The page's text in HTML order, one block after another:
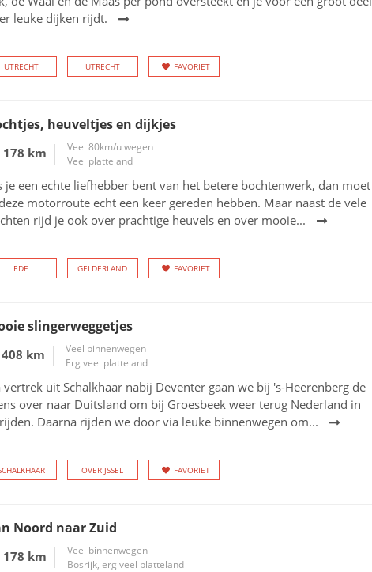
leuke dijken rijdt.
UTRECHT UTRECHT FAVORIET
heuveltjes en dijkjes
178 km
Veel 80km/u wegen
Veel platteland
je een echte liefhebber bent van het betere bochtenwerk, dan moet
motorroute echt een keer gereden hebben. Maar naast de vele
rijd je ook over prachtige heuvels en over mooie...
EDE GELDERLAND FAVORIET
slingerweggetjes
408 km
Veel binnenwegen
Erg veel platteland
vertrek uit Schalkhaar nabij Deventer gaan we bij 's-Heerenberg de
over naar Duitsland om bij Groesbeek weer terug Nederland in
Daarna rijden we door via leuke binnenwegen om...
OVERIJSSEL FAVORIET
Noord naar Zuid
178 km
Veel binnenwegen
Bosrijk, erg veel platteland